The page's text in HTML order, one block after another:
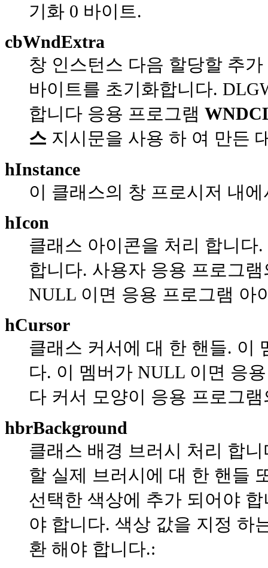
기화 0 바이트.
cbWndExtra
창 인스턴스 다음 할당할 추
바이트를 초기화합니다.
합니다 응용 프로그램
스 지시문을 사용 하 여 만든
hInstance
이 클래스의 창 프로시저 내
hIcon
클래스 아이콘을 처리 합니
합니다. 사용자 응용 프로그
NULL 이면 응용 프로그램 아
hCursor
클래스 커서에 대 한 핸들. 이
다. 이 멤버가 NULL 이면 응
다 커서 모양이 응용 프로그
hbrBackground
클래스 배경 브러시 처리 합
할 실제 브러시에 대 한 핸들
선택한 색상에 추가 되어야
야 합니다. 색상 값을 지정 하
환 해야 합니다.: